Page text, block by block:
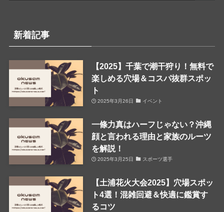
新着記事
【2025】千葉で潮干狩り！無料で
楽しめる穴場＆コスパ抜群スポッ
ト
2025年3月26日 イベント
一條力真はハーフじゃない？沖縄
顔と言われる理由と家族のルーツ
を解説！
2025年3月25日 スポーツ選手
【土浦花火大会2025】穴場スポッ
ト4選！混雑回避＆快適に鑑賞す
るコツ